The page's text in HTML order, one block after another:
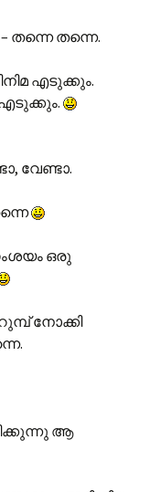
തന്നെ തന്നെ.
എടുക്കും.
എടുക്കും.
വേണ്ടാ.
ഒരു
നോക്കി
ആ